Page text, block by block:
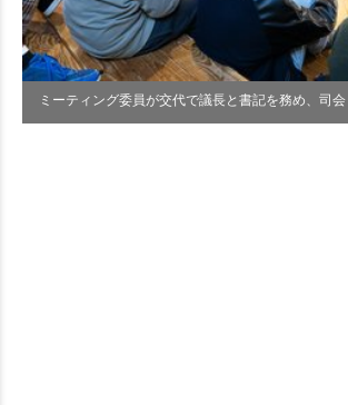
ミーティング委員が交代で議長と書記を務め、司